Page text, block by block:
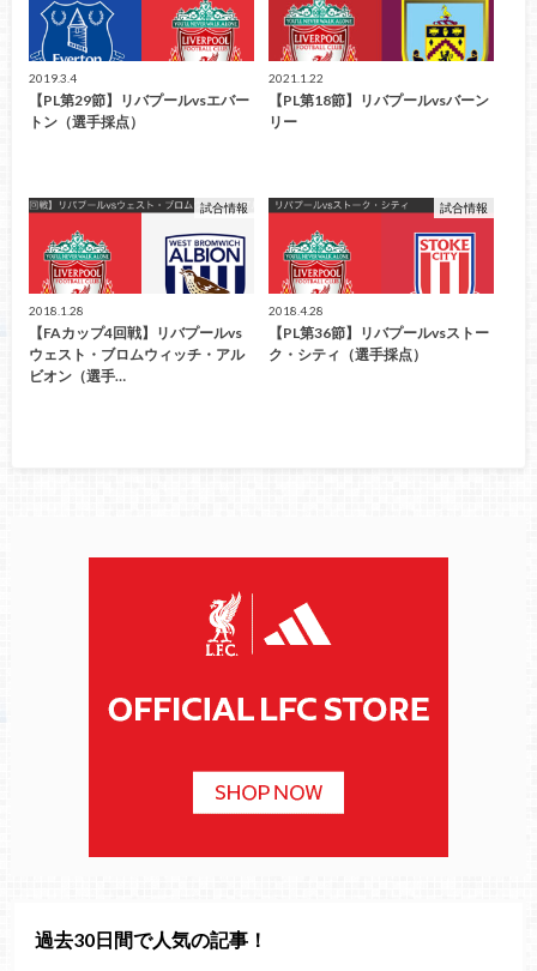
2019.3.4
【PL第29節】リバプールvsエバー
トン（選手採点）
2021.1.22
【PL第18節】リバプールvsバーン
リー
試合情報
2018.1.28
【FAカップ4回戦】リバプールvs
ウェスト・ブロムウィッチ・アル
ビオン（選手…
試合情報
2018.4.28
【PL第36節】リバプールvsストー
ク・シティ（選手採点）
過去30日間で人気の記事！